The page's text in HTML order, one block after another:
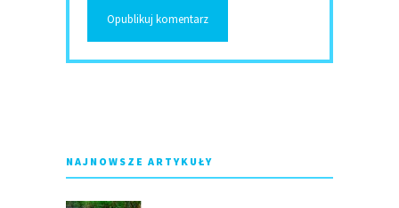
NAJNOWSZE ARTYKUŁY